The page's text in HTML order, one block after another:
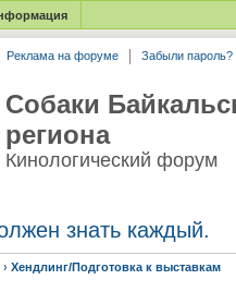
Реклама на форуме Забыли пароль?
Собаки
региона
Кинологический форум
знать каждый.
› Хендлинг/Подготовка к выставкам